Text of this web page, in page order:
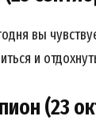
вы
и
(23